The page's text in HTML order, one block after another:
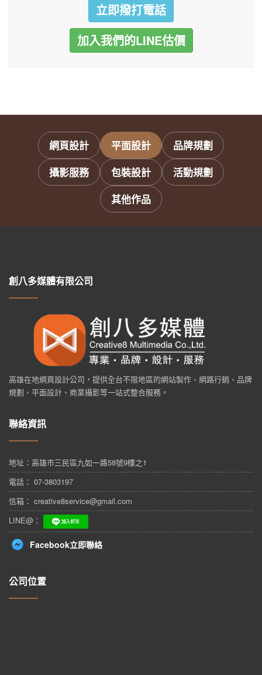
立即撥打電話
加入我們的LINE估價
網頁設計 平面設計
品牌規劃
攝影服務
包裝設計
活動規劃
其他作品
創八多媒體有限公司
高雄在地網頁設計公司，提供全台不限地區的網站製作、網路行銷、品牌
規劃、平面設計、商業攝影等一站式整合服務。
聯絡資訊
地址： 高雄市三民區九如一路58號9樓之1
電話： 07-3803197
信箱： creative8service@gmail.com
LINE@：
Facebook立即聯絡
公司位置